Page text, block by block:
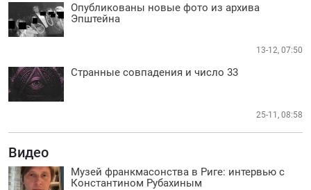
Опубликованы новые фото из архива
Эпштейна
13-12, 07:50
Странные совпадения и число 33
25-11, 08:58
Видео
Музей франкмасонства в Риге: интервью с
Константином Рубахиным